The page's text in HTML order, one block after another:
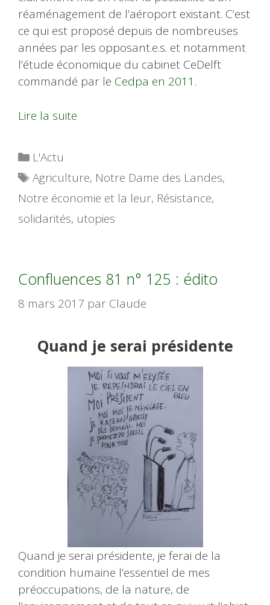
réaménagement de l’aéroport existant. C’est
ce qui est proposé depuis de nombreuses
années par les opposant.e.s. et notamment
l’étude économique du cabinet CeDelft
commandé par le Cedpa en 2011 .
Lire la suite
Catégories
L'Actu
Étiquettes
Agriculture, Notre Dame des Landes,
Notre économie et la leur, Résistance,
solidarités, utopies
Confluences 81 n° 125 : édito
8 mars 2017 par Claude
Quand je serai présidente
Quand je serai présidente, je ferai de la
condition humaine l’essentiel de mes
préoccupations, de la nature, de